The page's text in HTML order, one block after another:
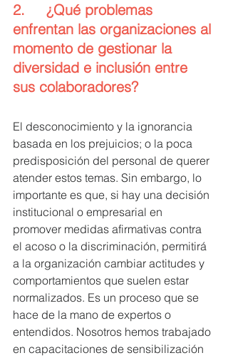
2.     ¿Qué problemas
enfrentan las organizaciones al
momento de gestionar la
diversidad e inclusión entre
sus colaboradores?
El desconocimiento y la ignorancia
basada en los prejuicios; o la poca
predisposición del personal de querer
atender estos temas. Sin embargo, lo
importante es que, si hay una decisión
institucional o empresarial en
promover medidas afirmativas contra
el acoso o la discriminación, permitirá
a la organización cambiar actitudes y
comportamientos que suelen estar
normalizados. Es un proceso que se
hace de la mano de expertos o
entendidos. Nosotros hemos trabajado
en capacitaciones de sensibilización